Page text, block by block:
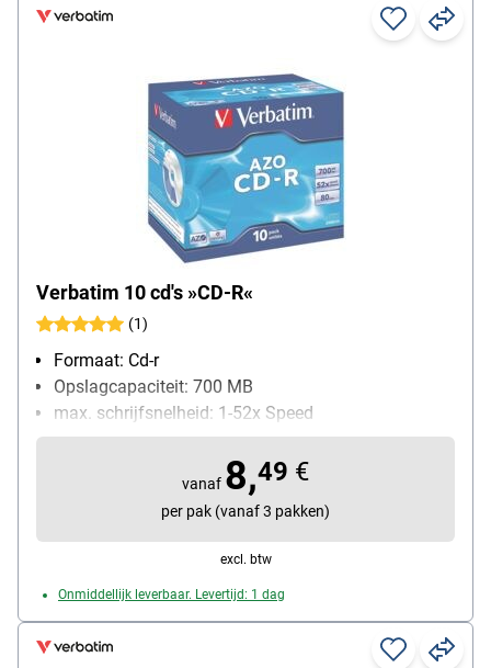
Verbatim 10 cd's »CD-R«
(1)
Formaat: Cd-r
Opslagcapaciteit: 700 MB
max. schrijfsnelheid: 1-52x Speed
Bijzonderheden: geschikt voor alle branders
Inhoud per pak: 10 stuk(s)
vanaf 8,49 €
per pak (vanaf 3 pakken)
excl. btw
Onmiddellijk leverbaar. Levertijd: 1 dag